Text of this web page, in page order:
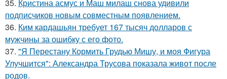
35. Кристина асмус и Маш милаш снова удивили
подписчиков новым совместным появлением.
36. Ким кардашьян требует 167 тысяч долларов с
мужчины за ошибку с его фото.
37. "Я Перестану Кормить Грудью Мишу, и моя Фигура
Улучшится": Александра Трусова показала живот после
родов.